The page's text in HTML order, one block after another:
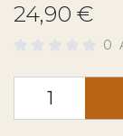
24,90 €
0